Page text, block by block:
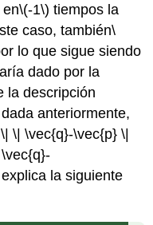
en\(-1\) tiempos la
caso, también\
lo que sigue siendo
dado por la
la descripción
anteriormente,
\| \vec{q}-\vec{p} \|
la siguiente